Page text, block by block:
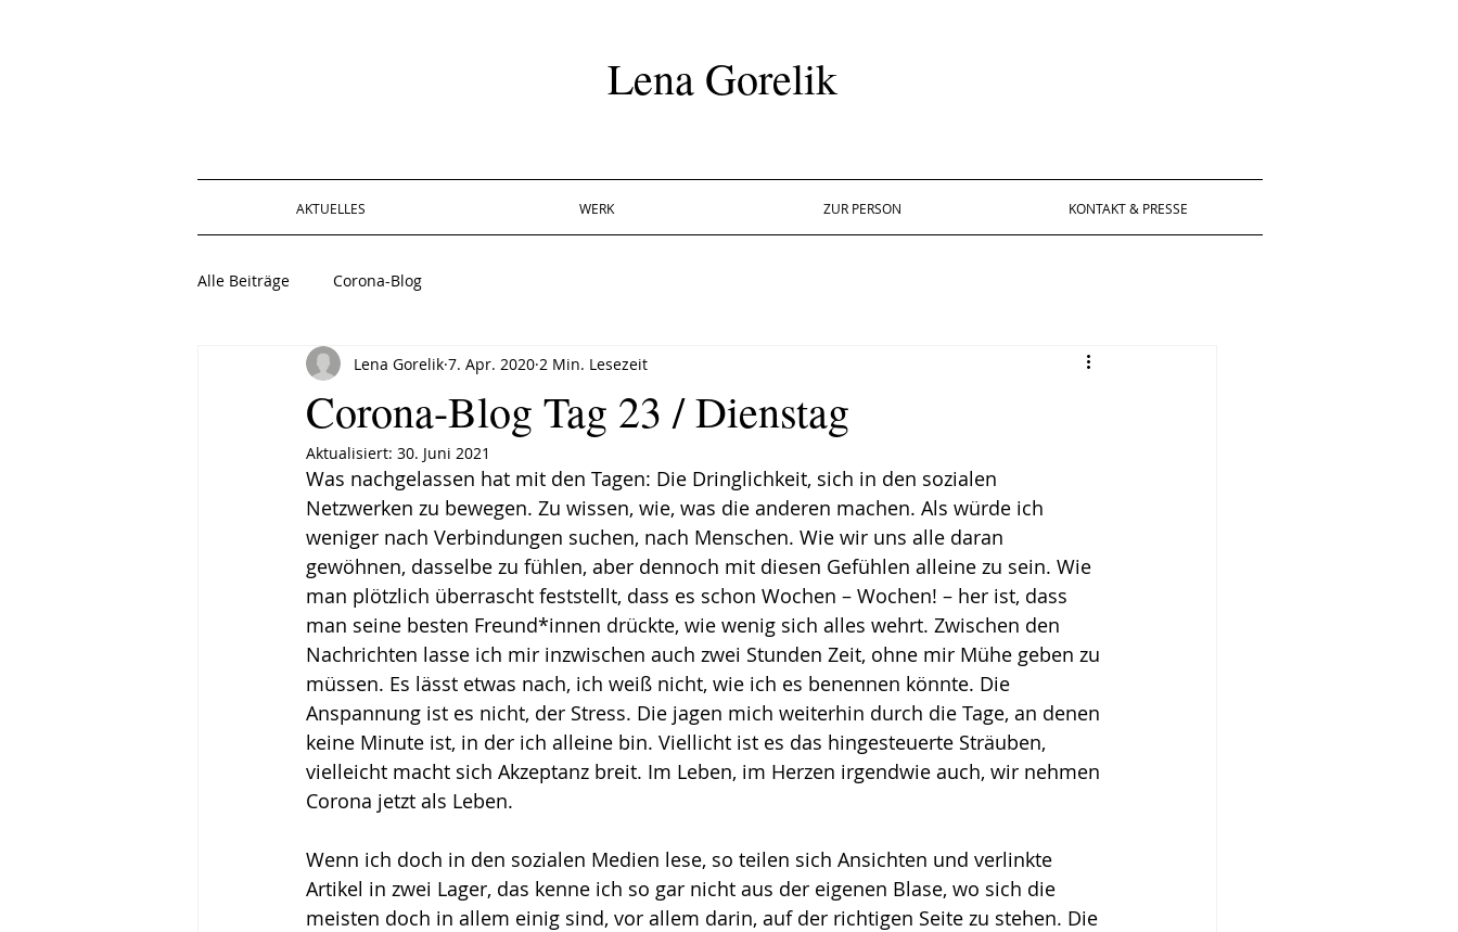
Lena Gorelik
AKTUELLES WERK ZUR PERSON KONTAKT & PRESSE
Alle Beiträge Corona-Blog
Corona-Blog Tag 23 / Dienstag
Lena Gorelik 7. Apr. 2020 2 Min. Lesezeit
Aktualisiert: 30. Juni 2021
Was nachgelassen hat mit den Tagen: Die Dringlichkeit, sich in den sozialen
Netzwerken zu bewegen. Zu wissen, wie, was die anderen machen. Als würde ich
weniger nach Verbindungen suchen, nach Menschen. Wie wir uns alle daran
gewöhnen, dasselbe zu fühlen, aber dennoch mit diesen Gefühlen alleine zu sein. Wie
man plötzlich überrascht feststellt, dass es schon Wochen – Wochen! – her ist, dass
man seine besten Freund*innen drückte, wie wenig sich alles wehrt. Zwischen den
Nachrichten lasse ich mir inzwischen auch zwei Stunden Zeit, ohne mir Mühe geben zu
müssen. Es lässt etwas nach, ich weiß nicht, wie ich es benennen könnte. Die
Anspannung ist es nicht, der Stress. Die jagen mich weiterhin durch die Tage, an denen
keine Minute ist, in der ich alleine bin. Viellicht ist es das hingesteuerte Sträuben,
vielleicht macht sich Akzeptanz breit. Im Leben, im Herzen irgendwie auch, wir nehmen
Corona jetzt als Leben.
Wenn ich doch in den sozialen Medien lese, so teilen sich Ansichten und verlinkte
Artikel in zwei Lager, das kenne ich so gar nicht aus der eigenen Blase, wo sich die
meisten doch in allem einig sind, vor allem darin, auf der richtigen Seite zu stehen. Die